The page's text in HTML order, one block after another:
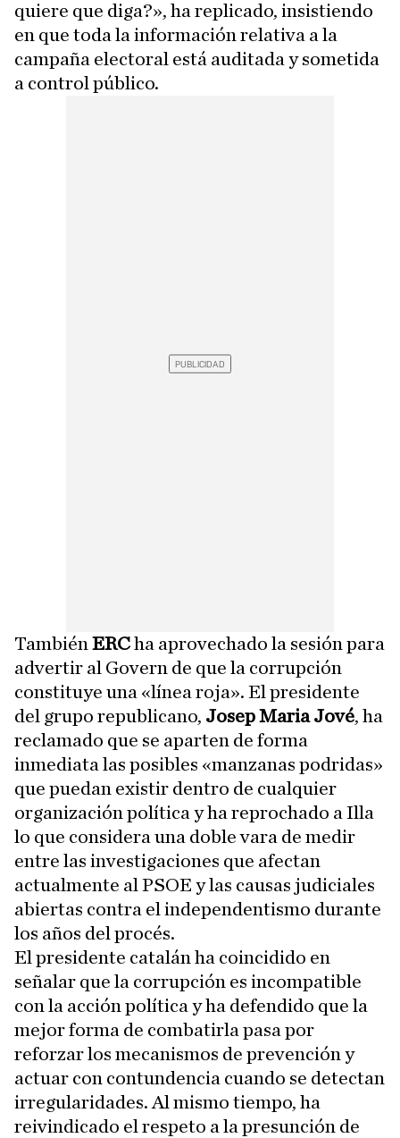
quiere que diga?», ha replicado, insistiendo
en que toda la información relativa a la
campaña electoral está auditada y sometida
a control público.
También ERCha aprovechado la sesión para
advertir al Govern de que la corrupción
constituye una «línea roja». El presidente
del grupo republicano, Josep Maria Jové, ha
reclamado que se aparten de forma
inmediata las posibles «manzanas podridas»
que puedan existir dentro de cualquier
organización política y ha reprochado a Illa
lo que considera una doble vara de medir
entre las investigaciones que afectan
actualmente al PSOE y las causas judiciales
abiertas contra el independentismo durante
los años del procés.
El presidente catalán ha coincidido en
señalar que la corrupción es incompatible
con la acción política y ha defendido que la
mejor forma de combatirla pasa por
reforzar los mecanismos de prevención y
actuar con contundencia cuando se detectan
irregularidades. Al mismo tiempo, ha
reivindicado el respeto a la presunción de